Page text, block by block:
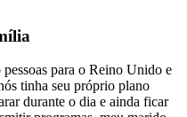
para o Reino Unido e
tinha seu próprio plano
durante o dia e ainda ficar